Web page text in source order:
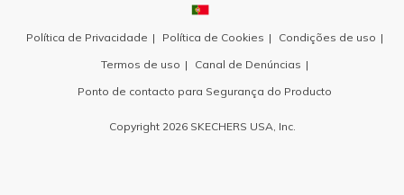
Política de Privacidade Política de Cookies
Condições de uso
Termos de uso
Canal de Denúncias
Ponto de contacto para Segurança do Producto
Copyright 2026 SKECHERS USA, Inc.